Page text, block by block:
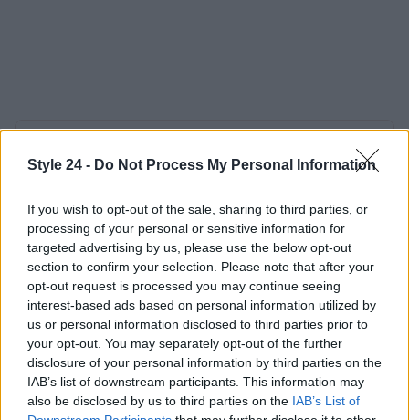
Style 24 - Do Not Process My Personal Information
If you wish to opt-out of the sale, sharing to third parties, or
processing of your personal or sensitive information for
targeted advertising by us, please use the below opt-out
section to confirm your selection. Please note that after your
opt-out request is processed you may continue seeing
interest-based ads based on personal information utilized by
us or personal information disclosed to third parties prior to
your opt-out. You may separately opt-out of the further
disclosure of your personal information by third parties on the
IAB’s list of downstream participants. This information may
also be disclosed by us to third parties on the IAB’s List of
Staff